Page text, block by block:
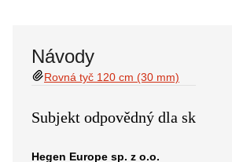
Návody
Rovná tyč 120 cm (30 mm)
Subjekt odpovědný dla sk
Hegen Europe sp. z o.o.